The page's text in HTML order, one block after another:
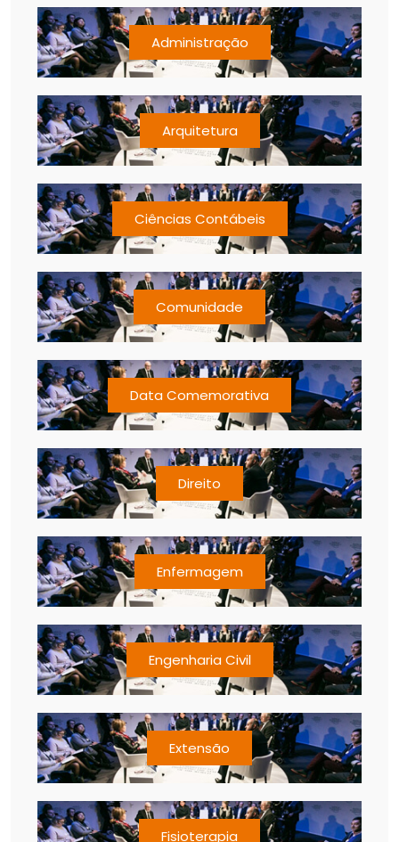
Administração
Arquitetura
Ciências Contábeis
Comunidade
Data Comemorativa
Direito
Enfermagem
Engenharia Civil
Extensão
Fisioterapia